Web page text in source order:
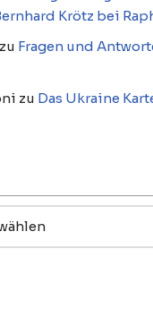
Krötz bei
zu Fragen und
zu Das Ukraine